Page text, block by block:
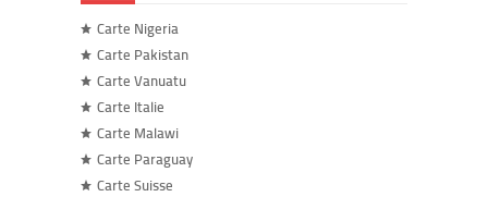
Carte Nigeria
Carte Pakistan
Carte Vanuatu
Carte Italie
Carte Malawi
Carte Paraguay
Carte Suisse